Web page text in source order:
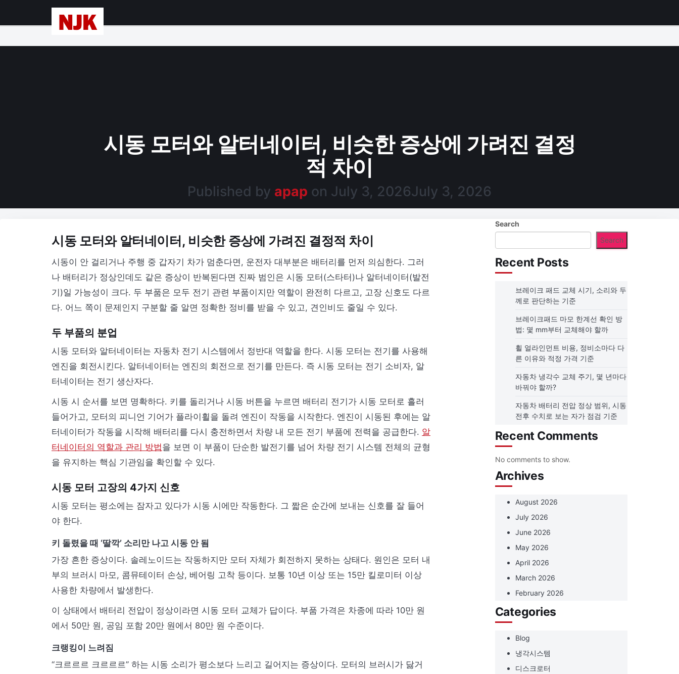
시동 모터와 알터네이터, 비슷한 증상에 가려진 결정
적 차이
Published by apap on July 3, 2026July 3, 2026
시동 모터와 알터네이터, 비슷한 증상에 가려진 결정적 차이
시동이 안 걸리거나 주행 중 갑자기 차가 멈춘다면, 운전자 대부분은 배터리를 먼저 의심한다. 그러
나 배터리가 정상인데도 같은 증상이 반복된다면 진짜 범인은 시동 모터(스타터)나 알터네이터(발전
기)일 가능성이 크다. 두 부품은 모두 전기 관련 부품이지만 역할이 완전히 다르고, 고장 신호도 다르
다. 어느 쪽이 문제인지 구분할 줄 알면 정확한 정비를 받을 수 있고, 견인비도 줄일 수 있다.
두 부품의 분업
시동 모터와 알터네이터는 자동차 전기 시스템에서 정반대 역할을 한다. 시동 모터는 전기를 사용해
엔진을 회전시킨다. 알터네이터는 엔진의 회전으로 전기를 만든다. 즉 시동 모터는 전기 소비자, 알
터네이터는 전기 생산자다.
시동 시 순서를 보면 명확하다. 키를 돌리거나 시동 버튼을 누르면 배터리 전기가 시동 모터로 흘러
들어가고, 모터의 피니언 기어가 플라이휠을 돌려 엔진이 작동을 시작한다. 엔진이 시동된 후에는 알
터네이터가 작동을 시작해 배터리를 다시 충전하면서 차량 내 모든 전기 부품에 전력을 공급한다. 알
터네이터의 역할과 관리 방법을 보면 이 부품이 단순한 발전기를 넘어 차량 전기 시스템 전체의 균형
을 유지하는 핵심 기관임을 확인할 수 있다.
시동 모터 고장의 4가지 신호
시동 모터는 평소에는 잠자고 있다가 시동 시에만 작동한다. 그 짧은 순간에 보내는 신호를 잘 들어
야 한다.
키 돌렸을 때 ‘딸깍’ 소리만 나고 시동 안 됨
가장 흔한 증상이다. 솔레노이드는 작동하지만 모터 자체가 회전하지 못하는 상태다. 원인은 모터 내
부의 브러시 마모, 콤뮤테이터 손상, 베어링 고착 등이다. 보통 10년 이상 또는 15만 킬로미터 이상
사용한 차량에서 발생한다.
이 상태에서 배터리 전압이 정상이라면 시동 모터 교체가 답이다. 부품 가격은 차종에 따라 10만 원
에서 50만 원, 공임 포함 20만 원에서 80만 원 수준이다.
크랭킹이 느려짐
“크르르르 크르르르” 하는 시동 소리가 평소보다 느리고 길어지는 증상이다. 모터의 브러시가 닳거
Search
Search
Recent Posts
브레이크 패드 교체 시기, 소리와 두
께로 판단하는 기준
브레이크패드 마모 한계선 확인 방
법: 몇 mm부터 교체해야 할까
휠 얼라인먼트 비용, 정비소마다 다
른 이유와 적정 가격 기준
자동차 냉각수 교체 주기, 몇 년마다
바꿔야 할까?
자동차 배터리 전압 정상 범위, 시동
전후 수치로 보는 자가 점검 기준
Recent Comments
No comments to show.
Archives
August 2026
July 2026
June 2026
May 2026
April 2026
March 2026
February 2026
Categories
Blog
냉각시스템
디스크로터